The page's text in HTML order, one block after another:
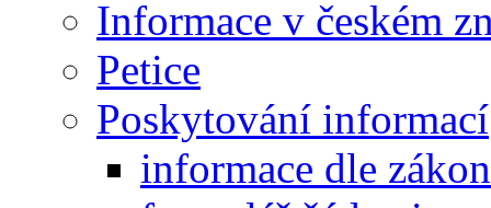
Informace v českém
Petice
Poskytování informací
informace dle